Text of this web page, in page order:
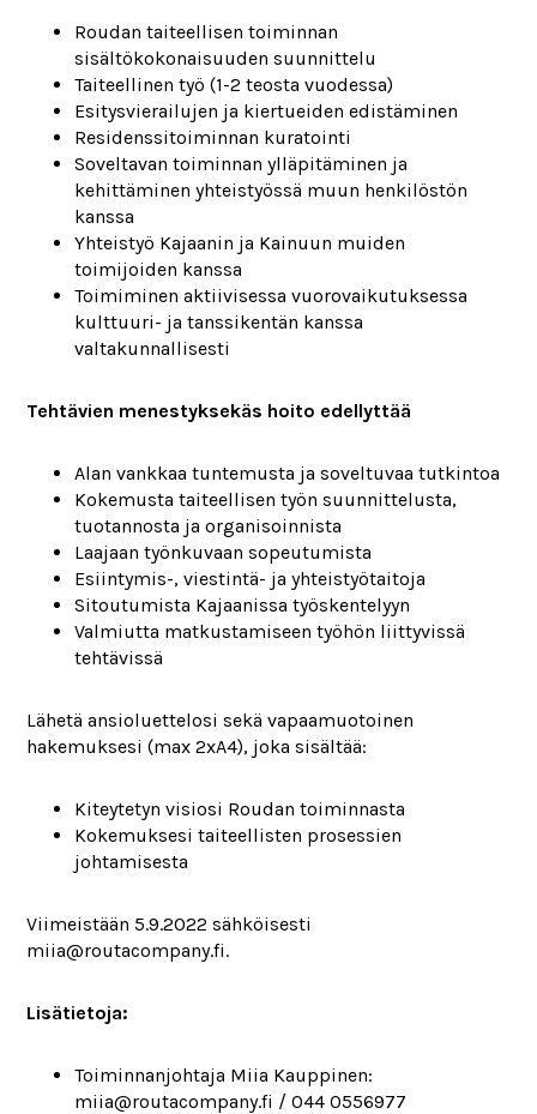
Roudan taiteellisen toiminnan
sisältökokonaisuuden suunnittelu
Taiteellinen työ (1-2 teosta vuodessa)
Esitysvierailujen ja kiertueiden edistäminen
Residenssitoiminnan kuratointi
Soveltavan toiminnan ylläpitäminen ja
kehittäminen yhteistyössä muun henkilöstön
kanssa
Yhteistyö Kajaanin ja Kainuun muiden
toimijoiden kanssa
Toimiminen aktiivisessa vuorovaikutuksessa
kulttuuri- ja tanssikentän kanssa
valtakunnallisesti
Tehtävien menestyksekäs hoito edellyttää
Alan vankkaa tuntemusta ja soveltuvaa tutkintoa
Kokemusta taiteellisen työn suunnittelusta,
tuotannosta ja organisoinnista
Laajaan työnkuvaan sopeutumista
Esiintymis-, viestintä- ja yhteistyötaitoja
Sitoutumista Kajaanissa työskentelyyn
Valmiutta matkustamiseen työhön liittyvissä
tehtävissä
Lähetä ansioluettelosi sekä vapaamuotoinen
hakemuksesi (max 2xA4), joka sisältää:
Kiteytetyn visiosi Roudan toiminnasta
Kokemuksesi taiteellisten prosessien
johtamisesta
Viimeistään 5.9.2022 sähköisesti
miia@routacompany.fi.
Lisätietoja:
Toiminnanjohtaja Miia Kauppinen:
miia@routacompany.fi / 044 0556977